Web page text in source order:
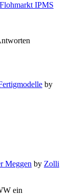
IPMS
by
Meggen by Zolli
ein